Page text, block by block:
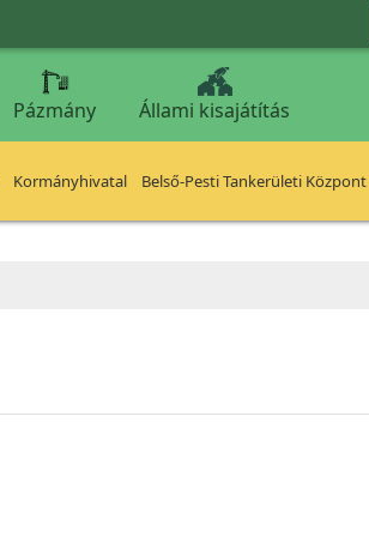
Pázmány Állami kisajátítás
Kormányhivatal Belső-Pesti Tankerületi Központ